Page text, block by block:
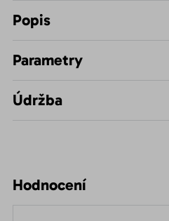
Popis
Parametry
Údržba
Hodnocení